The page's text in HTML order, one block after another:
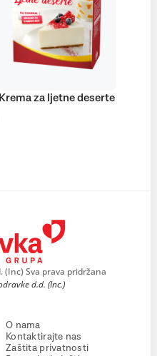
Krema za ljetne deserte
(Inc) Sva prava pridržana
d.d. (Inc.)
O nama
Kontaktirajte nas
Zaštita privatnosti